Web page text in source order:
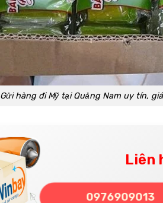
Gửi hàng đi Mỹ tại Quảng Nam uy tín,
Liên
0976909013